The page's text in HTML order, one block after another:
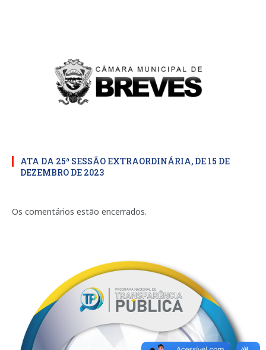
ATA DA 25ª SESSÃO EXTRAORDINÁRIA, DE 15 DE
DEZEMBRO DE 2023
Os comentários estão encerrados.